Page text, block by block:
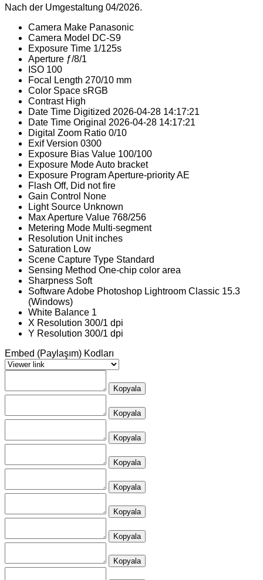
Nach der Umgestaltung 04/2026.
Camera Make Panasonic
Camera Model DC-S9
Exposure Time 1/125s
Aperture ƒ/8/1
ISO 100
Focal Length 270/10 mm
Color Space sRGB
Contrast High
Date Time Digitized 2026-04-28 14:17:21
Date Time Original 2026-04-28 14:17:21
Digital Zoom Ratio 0/10
Exif Version 0300
Exposure Bias Value 100/100
Exposure ModeAuto bracket
Exposure ProgramAperture-priority AE
Flash Off, Did not fire
Gain Control None
Light Source Unknown
Max Aperture Value 768/256
Metering Mode Multi-segment
Resolution Unit inches
Saturation Low
Scene Capture Type Standard
Sensing Method One-chip color area
Sharpness Soft
SoftwareAdobe Photoshop Lightroom Classic 15.3
(Windows)
White Balance 1
X Resolution 300/1 dpi
Y Resolution 300/1 dpi
Embed (Paylaşım) Kodları
Kopyala
Kopyala
Kopyala
Kopyala
Kopyala
Kopyala
Kopyala
Kopyala